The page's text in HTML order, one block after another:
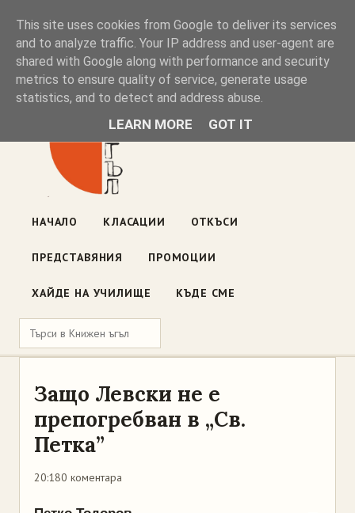
Книжен ъгъл
Блог на книжарницата — класации, откъси, нови книги
ул. „Оборище" 117, София· пон–пет 10:00–19:00 ·
НАЧАЛО КЛАСАЦИИ ОТКЪСИ
ПРЕДСТАВЯНИЯ ПРОМОЦИИ
ХАЙДЕ НА УЧИЛИЩЕ КЪДЕ СМЕ
Защо Левски не е
препогребван в „Св.
Петка”
20:180 коментара
This site uses cookies from Google to deliver its services
and to analyze traffic. Your IP address and user-agent are
shared with Google along with performance and security
metrics to ensure quality of service, generate usage
statistics, and to detect and address abuse.
LEARN MORE GOT IT